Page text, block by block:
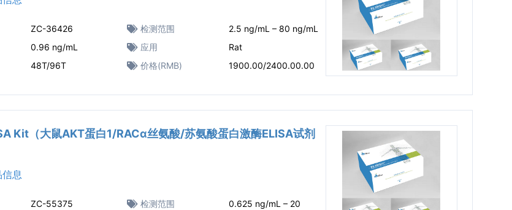
ZC-36426 检测范围
2.5 ng/mL – 80 ng/mL
0.96 ng/mL 应用
Rat
48T/96T 价格(RMB) 1900.00/2400.00.00
Kit（大鼠AKT蛋白1/RACα丝氨酸/苏氨酸蛋白激酶ELISA试剂
息
ZC-55375 检测范围
0.625 ng/mL – 20